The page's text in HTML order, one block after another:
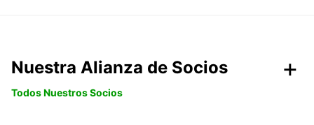
Nuestra Alianza de Socios
Todos Nuestros Socios